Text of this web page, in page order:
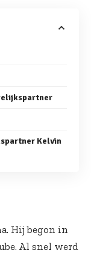
Kelvin
Hij begon in
Al snel werd